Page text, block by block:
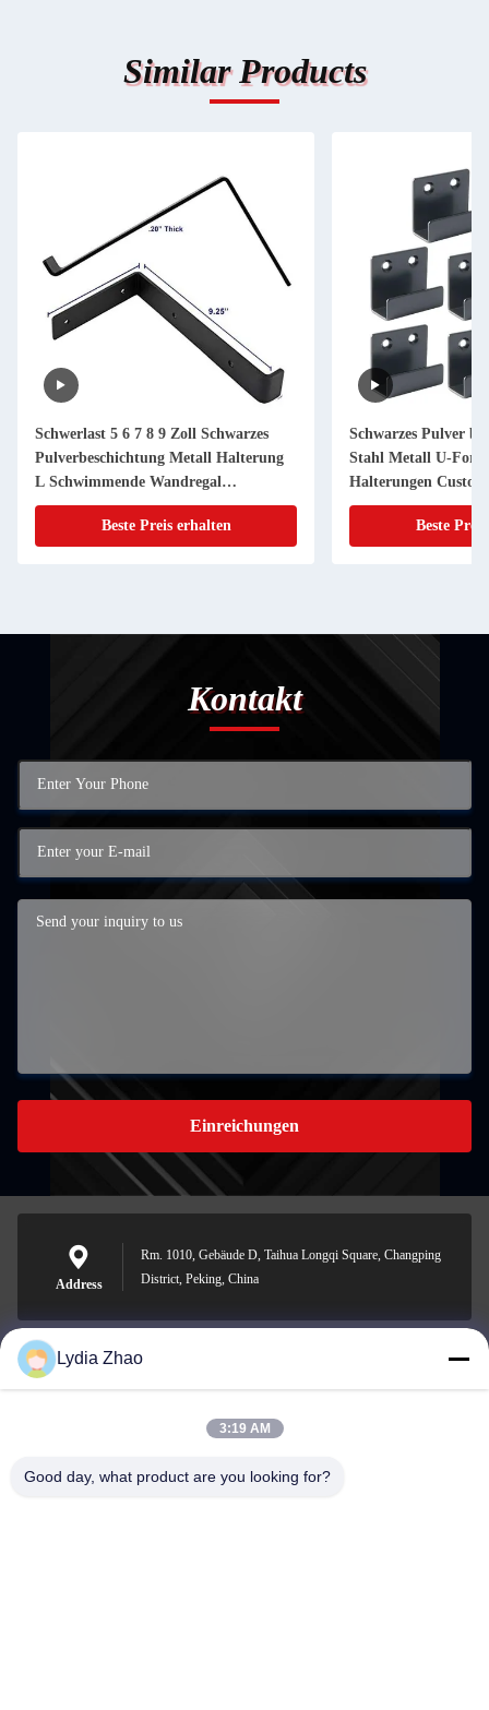
Similar Products
Schwerlast 5 6 7 8 9 Zoll Schwarzes
Pulverbeschichtung Metall Halterung
L Schwimmende Wandregal
Halterungen
Beste Preis erhalten
Schwarzes Pulver
Stahl Metall U-
Halterungen Custom
Beste
Kontakt
Einreichungen
Address
Rm. 1010, Gebäude D, Taihua Longqi Square, Changping
District, Peking, China
jesingd@vip.sina.com
Lydia Zhao
3:19 AM
Good day, what product are you looking for?